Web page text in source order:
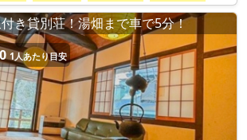
き貸別荘！湯畑まで車で5分！
1人あたり目安